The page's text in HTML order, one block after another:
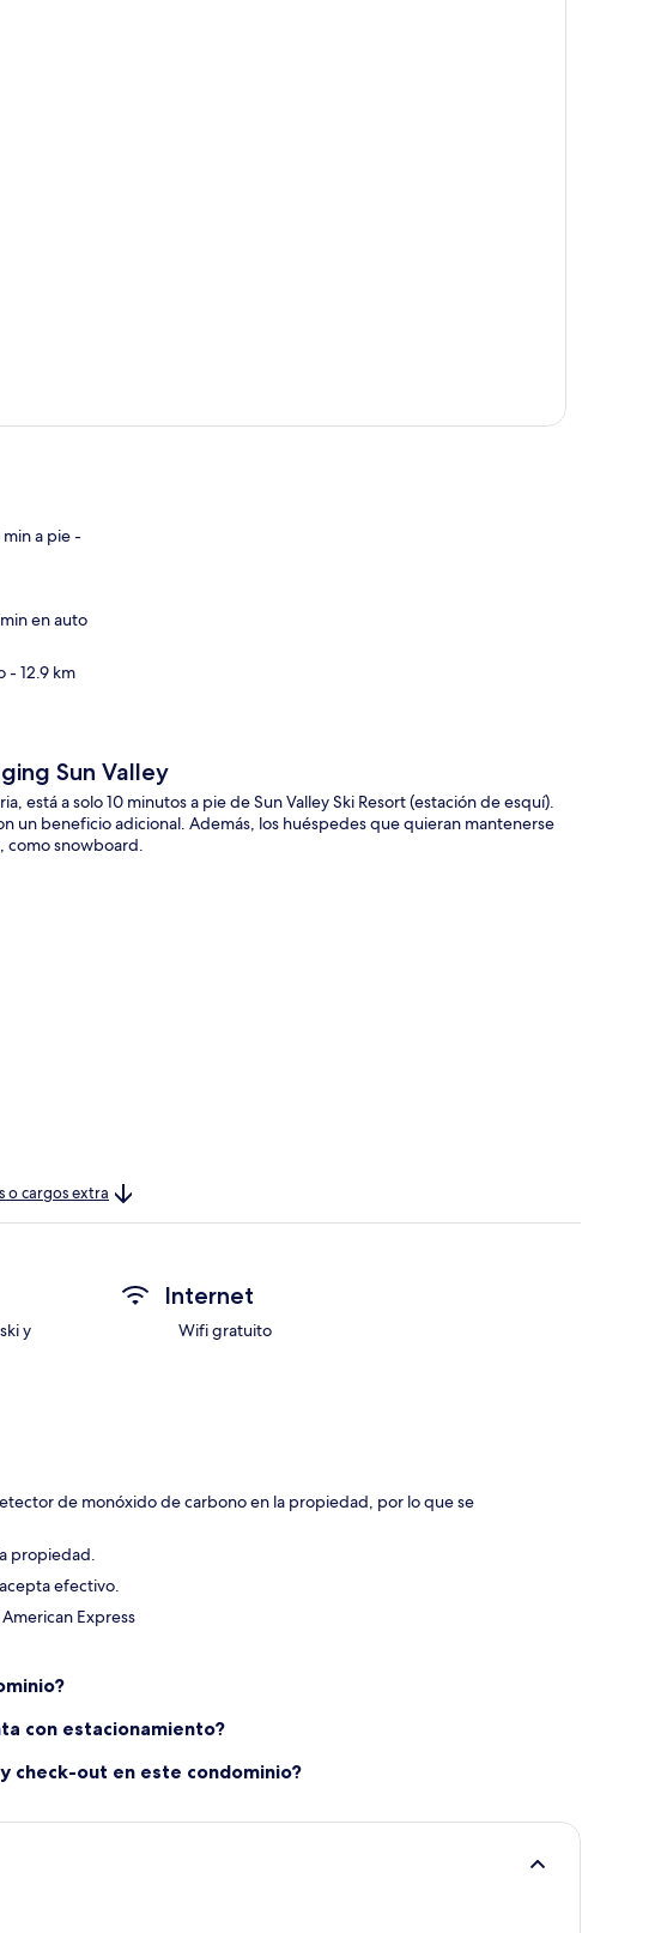
min a pie-
en auto
- 12.9 km
Sun Valley
está a solo 10 minutos a pie de Sun Valley Ski Resort (estación de esquí).
un beneficio adicional. Además, los huéspedes que quieran mantenerse
snowboard.
o cargos extra
y
Internet
Wifi gratuito
de monóxido de carbono en la propiedad, por lo que se
propiedad.
efectivo.
Express
con estacionamiento?
check-out en este condominio?